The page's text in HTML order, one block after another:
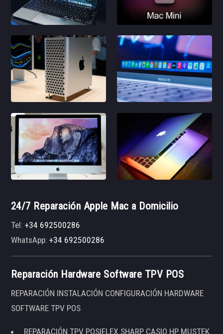
24/7 Reparación Apple Mac a Domicilio
Tel:+34 692500286
WhatsApp:+34 692500286
Reparación Hardware Software TPV POS
REPARACIÓN INSTALACIÓN CONFIGURACIÓN HARDWARE
SOFTWARE TPV POS
REPARACIÓN TPV POSIFLEX SHARP CASIO HP MUSTEK